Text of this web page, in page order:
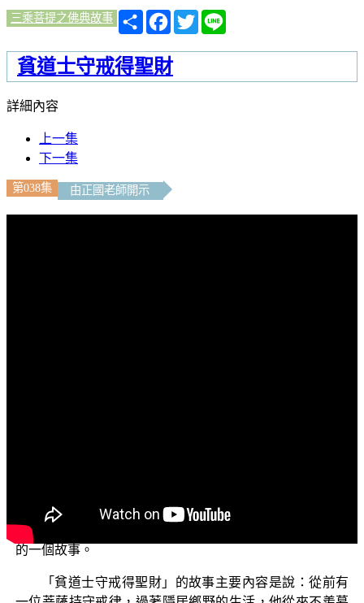
三乘菩提之佛典故事
分
享
Facebook
Twitter
貧道士守戒得聖財
詳細內容
上一集
下一集
第038集 由正國老師開示
中，主要是在開示有關持戒度的道理，裡面用了許多故事
來說明持戒之因果不虛；我們今天要來探討的，就是其中
的一個故事。
「貧道士守戒得聖財」的故事主要內容是說：從前有